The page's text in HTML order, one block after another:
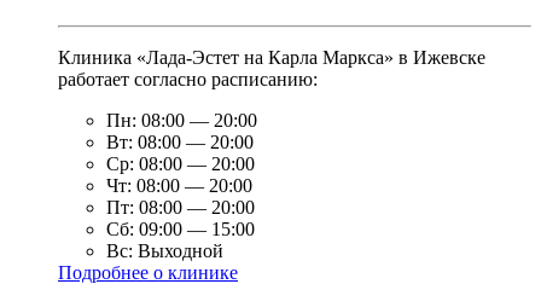
Клиника «Лада-Эстет на Карла Маркса» в Ижевске
работает согласно расписанию:
Пн: 08:00 — 20:00
Вт: 08:00 — 20:00
Ср: 08:00 — 20:00
Чт: 08:00 — 20:00
Пт: 08:00 — 20:00
Сб: 09:00 — 15:00
Вс: Выходной
Подробнее о клинике